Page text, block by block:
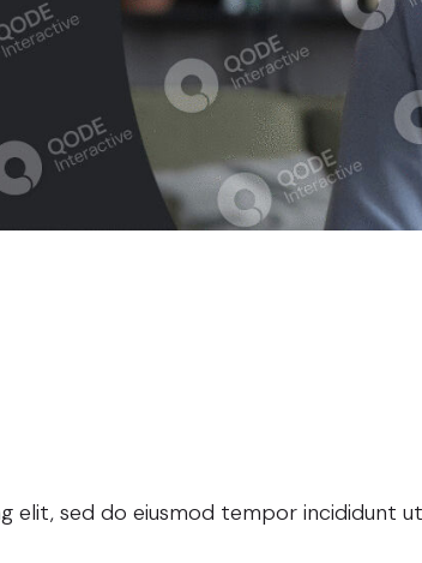
sed do eiusmod tempor incididunt